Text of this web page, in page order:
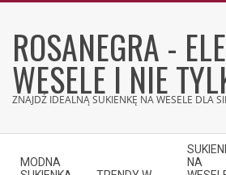
contentROSANEGRA -
WESELE I NIE
ZNAJDŹ IDEALNĄ SUKIENKĘ NA WESELE DLA
Navigation
MODNA
NA